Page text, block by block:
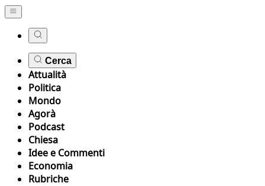
Cerca
Attualità
Politica
Mondo
Agorà
Podcast
Chiesa
Idee e Commenti
Economia
Rubriche